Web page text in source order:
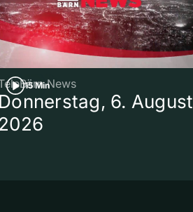
15 MinNews
Donnerstag, 6. August
2026